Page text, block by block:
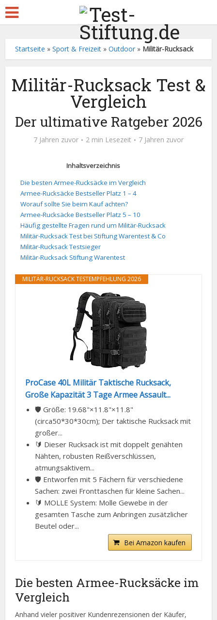
Startseite »Sport & Freizeit »Outdoor » Militär-Rucksack
Militär-Rucksack Test &
Vergleich
Der ultimative Ratgeber 2026
7 Jahren zuvor 2 min Lesezeit 7 Jahren zuvor
Inhaltsverzeichnis
Die besten Armee-Rucksäcke im Vergleich
Armee-Rucksäcke Bestseller Platz 1 – 4
Worauf sollte Sie beim Kauf achten?
Armee-Rucksäcke Bestseller Platz 5 – 10
Häufig gestellte Fragen rund um Militär-Rucksack
Militär-Rucksack Test bei Stiftung Warentest & Co
Militär-Rucksack Testsieger
Militär-Rucksack Stiftung Warentest
MILITÄR-RUCKSACK TESTEMPFEHLUNG 2026
ProCase 40L Militär Taktische Rucksack,
Große Kapazität 3 Tage Armee Assault...
🛡️ Größe: 19.68"×11.8"×11.8"
(circa50*30*30cm); Der taktische Rucksack mit
großer...
🔰 Dieser Rucksack ist mit doppelt genähten
Nähten, robusten Reißverschlüssen,
atmungsaktivem...
🛡️ Entworfen mit 5 Fächern für verschiedene
Sachen: zwei Fronttaschen für kleine Sachen...
🔰 MOLLE System: Molle Gewebe in der
gesamten Tasche zum Anbringen zusätzlicher
Beutel oder...
Bei Amazon kaufen
Die besten Armee-Rucksäcke im
Vergleich
Anhand vieler positiver Kundenrezensionen der Käufer,